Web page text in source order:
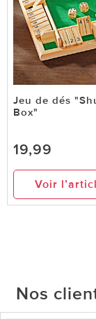
Jeu de dés
Box"
19,99
Voir
Nos